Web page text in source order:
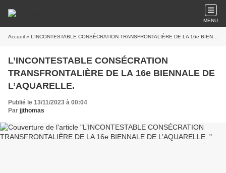
MENU
Accueil » L’INCONTESTABLE CONSÉCRATION TRANSFRONTALIÈRE DE LA 16e BIENNALE DE L’AQUARELLE.
L’INCONTESTABLE CONSÉCRATION
TRANSFRONTALIÈRE DE LA 16e BIENNALE DE
L’AQUARELLE.
Publié le 13/11/2023 à 00:04
Par jjthomas